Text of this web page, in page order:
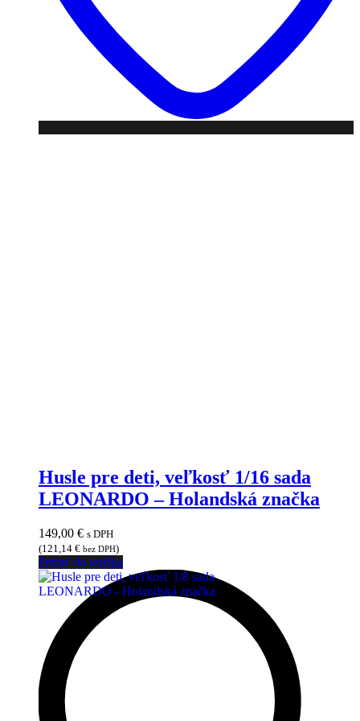
Husle pre deti, veľkosť 1/16 sada
LEONARDO – Holandská značka
149,00 € s DPH
(121,14 € bez DPH)
Pridať do košíka